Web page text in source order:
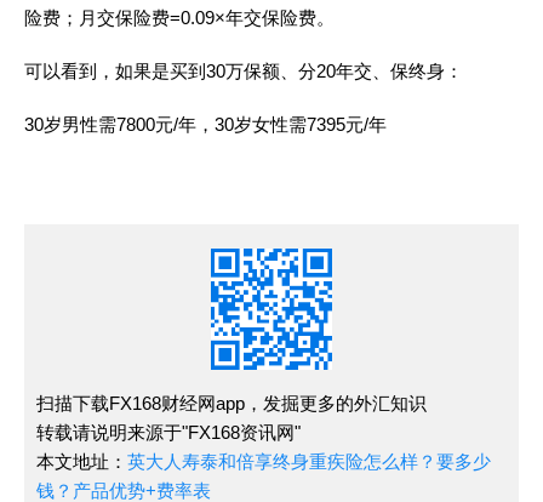
险费；月交保险费=0.09×年交保险费。
可以看到，如果是买到30万保额、分20年交、保终身：
30岁男性需7800元/年，30岁女性需7395元/年
扫描下载FX168财经网app，发掘更多的外汇知识
转载请说明来源于"FX168资讯网"
本文地址： 英大人寿泰和倍享终身重疾险怎么样？要多少
钱？产品优势+费率表